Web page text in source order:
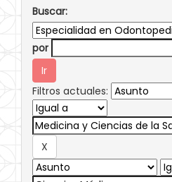
Buscar:
por
Filtros actuales: